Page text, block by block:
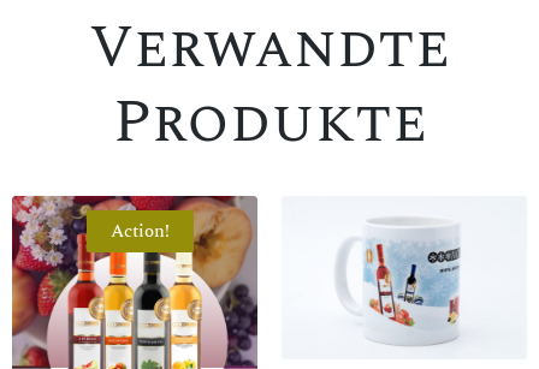
Verwandte
Produkte
Action!
SPEZIALANGEBOT